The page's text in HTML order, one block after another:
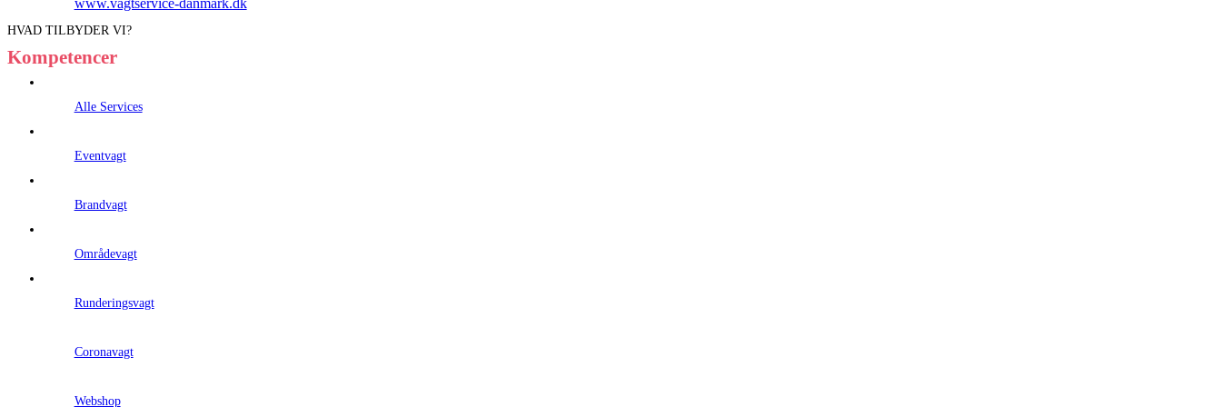
www.vagtservice-danmark.dk
HVAD TILBYDER VI?
Kompetencer
Alle Services
Eventvagt
Brandvagt
Områdevagt
Runderingsvagt
Coronavagt
Webshop